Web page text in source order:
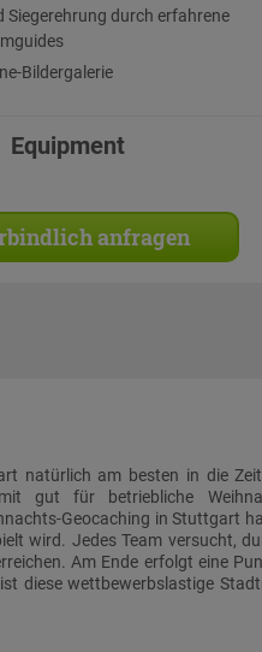
Siegerehrung durch erfahrene
Bildergalerie
Equipment
anfragen
natürlich am besten in die
gut für betriebliche
Geocaching in Stuttgart
wird. Jedes Team versucht,
Am Ende erfolgt eine
diese wettbewerbslastige